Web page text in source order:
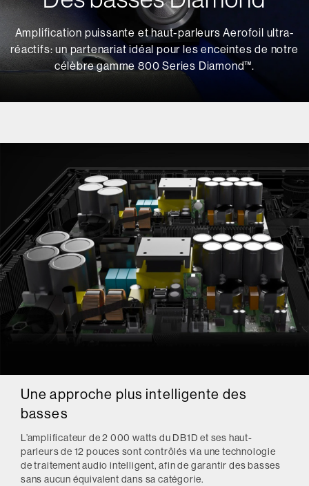
Amplification puissante et haut-parleurs Aerofoil ultra-
réactifs: un partenariat idéal pour les enceintes de notre
célèbre gamme 800 Series Diamond™.
Une approche plus intelligente des
basses
L’amplificateur de 2 000 watts du DB1D et ses haut-
parleurs de 12 pouces sont contrôlés via une technologie
de traitement audio intelligent, afin de garantir des basses
sans aucun équivalent dans sa catégorie.